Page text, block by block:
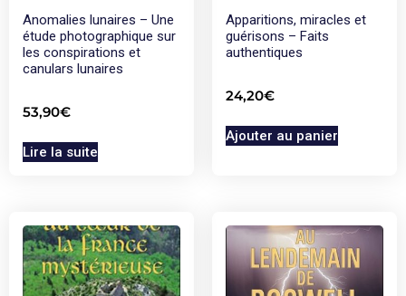
Anomalies lunaires – Une
étude photographique sur
les conspirations et
canulars lunaires
53,90€
Lire la suite
Apparitions, miracles et
guérisons – Faits
authentiques
24,20€
Ajouter au panier